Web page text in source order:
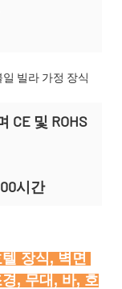
CE 및 ROHS
시간
장식, 벽면
, 무대, 바, 호